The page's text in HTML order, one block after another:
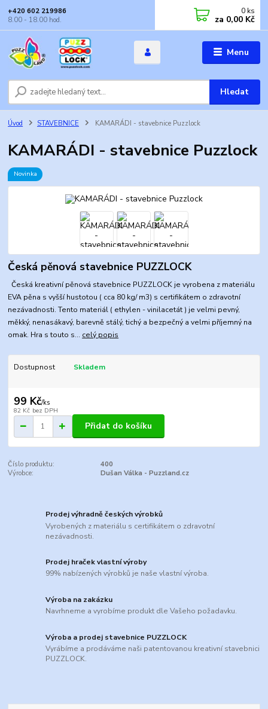
Menu
Hledat
+420 602 219986
8.00 - 18.00 hod.
0 ks
za 0,00 Kč
Úvod STAVEBNICE KAMARÁDI - stavebnice Puzzlock
KAMARÁDI - stavebnice Puzzlock
Novinka
Česká pěnová stavebnice PUZZLOCK
Česká kreativní pěnová stavebnice PUZZLOCK je vyrobena z materiálu
EVA pěna s vyšší hustotou ( cca 80 kg/ m3) s certifikátem o zdravotní
nezávadnosti. Tento materiál ( ethylen - vinilacetát ) je velmi pevný,
měkký, nenasákavý, barevně stálý, tichý a bezpečný a velmi příjemný na
omak. Hra s touto s... celý popis
Dostupnost Skladem
99 Kč/ks
82 Kč bez DPH
Přidat do košíku
Číslo produktu:
400
Výrobce:
Dušan Válka - Puzzland.cz
Prodej výhradně českých výrobků
Vyrobených z materiálu s certifikátem o zdravotní
nezávadnosti.
Prodej hraček vlastní výroby
99% nabízených výrobků je naše vlastní výroba.
Výroba na zakázku
Navrhneme a vyrobíme produkt dle Vašeho požadavku.
Výroba a prodej stavebnice PUZZLOCK
Vyrábíme a prodáváme naši patentovanou kreativní stavebnici
PUZZLOCK.